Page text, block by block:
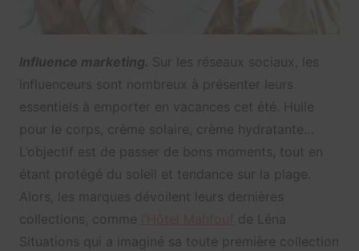
Influence marketing. Sur les réseaux sociaux, les
influenceurs sont nombreux à présenter leurs
essentiels à emporter en vacances cet été. Huile
pour le corps, crème solaire, crème hydratante…
L’objectif est de passer de bons moments, tout en
étant protégé du soleil et tendance sur la plage.
Alors, les marques dévoilent leurs dernières
collections, comme
de Léna
Situations qui a imaginé sa toute première collection